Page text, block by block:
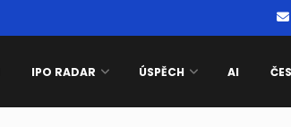
IPO RADAR ÚSPĚCH AI